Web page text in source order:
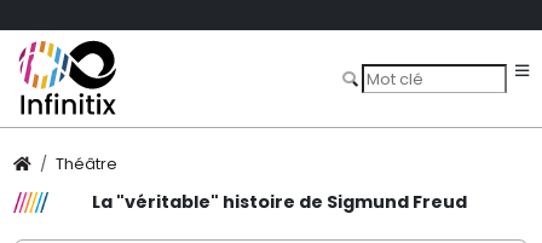
Théâtre
La "véritable" histoire de Sigmund Freud